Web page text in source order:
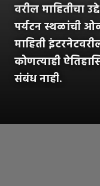
वरील माहितीचा
पर्यटन स्थळांची
माहिती
कोणत्याही
संबंध नाही.